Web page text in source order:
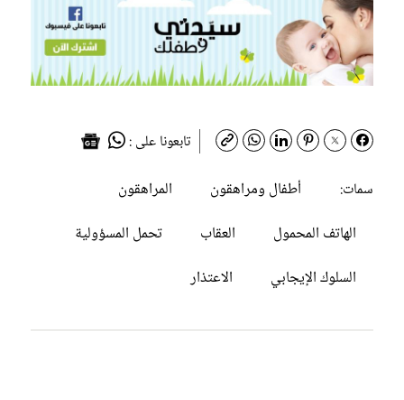
تابعونا على :
سمات:
أطفال ومراهقون
المراهقون
الهاتف المحمول
العقاب
تحمل المسؤولية
السلوك الإيجابي
الاعتذار